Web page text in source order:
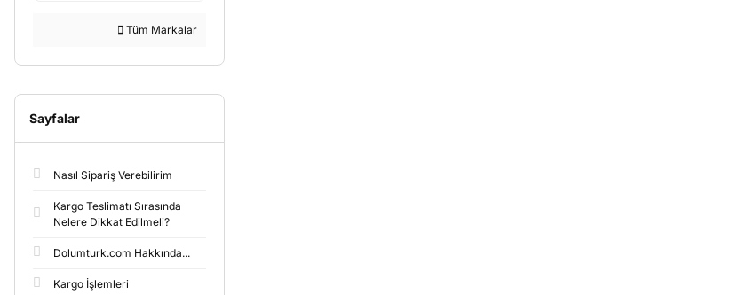
Tüm Markalar
Sayfalar
Nasıl Sipariş Verebilirim
Kargo Teslimatı Sırasında
Nelere Dikkat Edilmeli?
Dolumturk.com Hakkında...
Kargo İşlemleri